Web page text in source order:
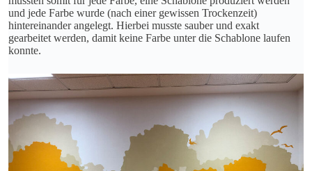
und jede Farbe wurde (nach einer gewissen Trockenzeit)
hintereinander angelegt. Hierbei musste sauber und exakt
gearbeitet werden, damit keine Farbe unter die Schablone laufen
konnte.